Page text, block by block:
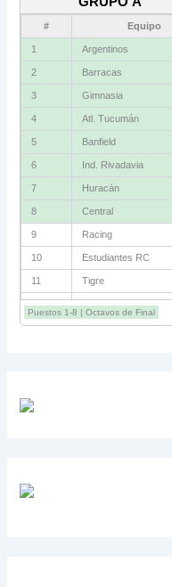
# Equipo
1 Argentinos
2 Barracas
3 Gimnasia
4 Atl. Tucumán
5 Banfield
6 Ind. Rivadavia
7 Huracán
8 Central
9 Racing
10 Estudiantes RC
11 Tigre
12 Belgrano
13 Sarmiento
Puestos 1-8 | Octavos de Final